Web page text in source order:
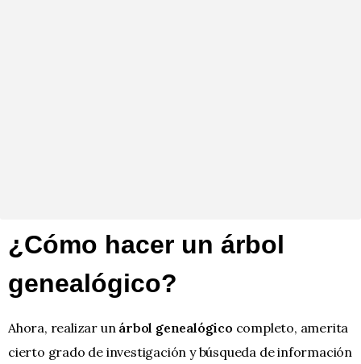
¿Cómo hacer un árbol
genealógico?
Ahora, realizar un árbol genealógico completo, amerita
cierto grado de investigación y búsqueda de información